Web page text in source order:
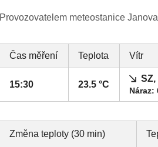
Provozovatelem meteostanice
Čas měření Teplota Vítr
15:30 23.5 °C
SZ,
Náraz:
Změna teploty (30 min)